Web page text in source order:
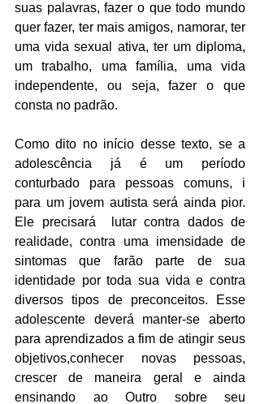
suas palavras, fazer o que todo mundo
quer fazer, ter mais amigos, namorar, ter
uma vida sexual ativa, ter um diploma,
um trabalho, uma família, uma vida
independente, ou seja, fazer o que
consta no padrão.
Como dito no início desse texto, se a
adolescência já é um período
conturbado para pessoas comuns, i
para um jovem autista será ainda pior.
Ele precisará  lutar contra dados de
realidade, contra uma imensidade de
sintomas que farão parte de sua
identidade por toda sua vida e contra
diversos tipos de preconceitos. Esse
adolescente deverá manter-se aberto
para aprendizados a fim de atingir seus
objetivos,conhecer novas pessoas,
crescer de maneira geral e ainda
ensinando ao Outro sobre seu